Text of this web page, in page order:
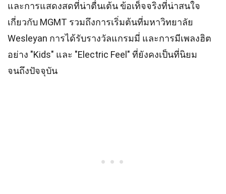
และการแสดงสดที่น่าตื่นเต้น ข้อเท็จจริงที่น่าสนใจ
เกี่ยวกับ MGMT รวมถึงการเริ่มต้นที่มหาวิทยาลัย
Wesleyan การได้รับรางวัลแกรมมี่ และการมีเพลงฮิต
อย่าง "Kids" และ "Electric Feel" ที่ยังคงเป็นที่นิยม
จนถึงปัจจุบัน